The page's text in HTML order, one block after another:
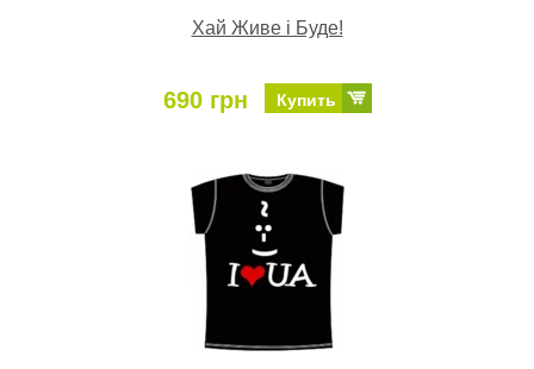
Хай Живе і Буде!
690 грн Купить